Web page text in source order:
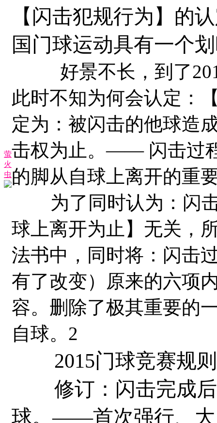
萤
火
虫
【闪击犯规行为】的
国门球运动具有一个
好景不长，到了
此时不知为何会认定：
定为：被闪击的他球造
击权为止。—— 闪击过
的脚从自球上离开的重
为了同时认为：闪击
球上离开为止】无关，
法书中，同时将：闪击
有了改变）原来的六项
容。删除了极其重要的
自球。2
2015门球竞赛规则
修订：闪击完成后
球。——首次强行、大